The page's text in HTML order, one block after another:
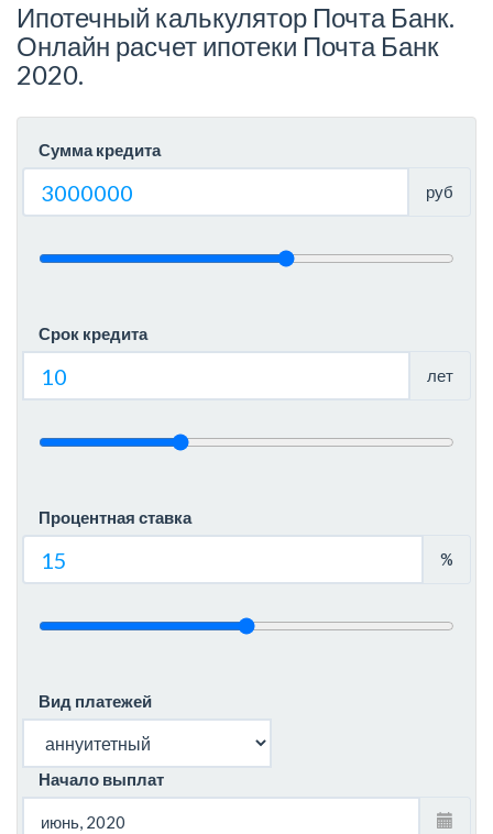
Ипотечный калькулятор Почта Банк.
Онлайн расчет ипотеки Почта Банк
2020.
Сумма кредита
руб
Срок кредита
лет
Процентная ставка
%
Вид платежей
Начало выплат